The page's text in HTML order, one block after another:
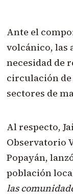
Ante el
volcánico, las
necesidad de
circulación
sectores de
Al respecto,
Observatorio
Popayán,
población
las